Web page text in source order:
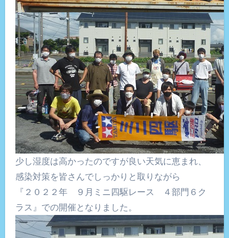
少し湿度は高かったのですが良い天気に恵まれ、
感染対策を皆さんでしっかりと取りながら
『２０２２年 ９月ミニ四駆レース ４部門６ク
ラス』での開催となりました。